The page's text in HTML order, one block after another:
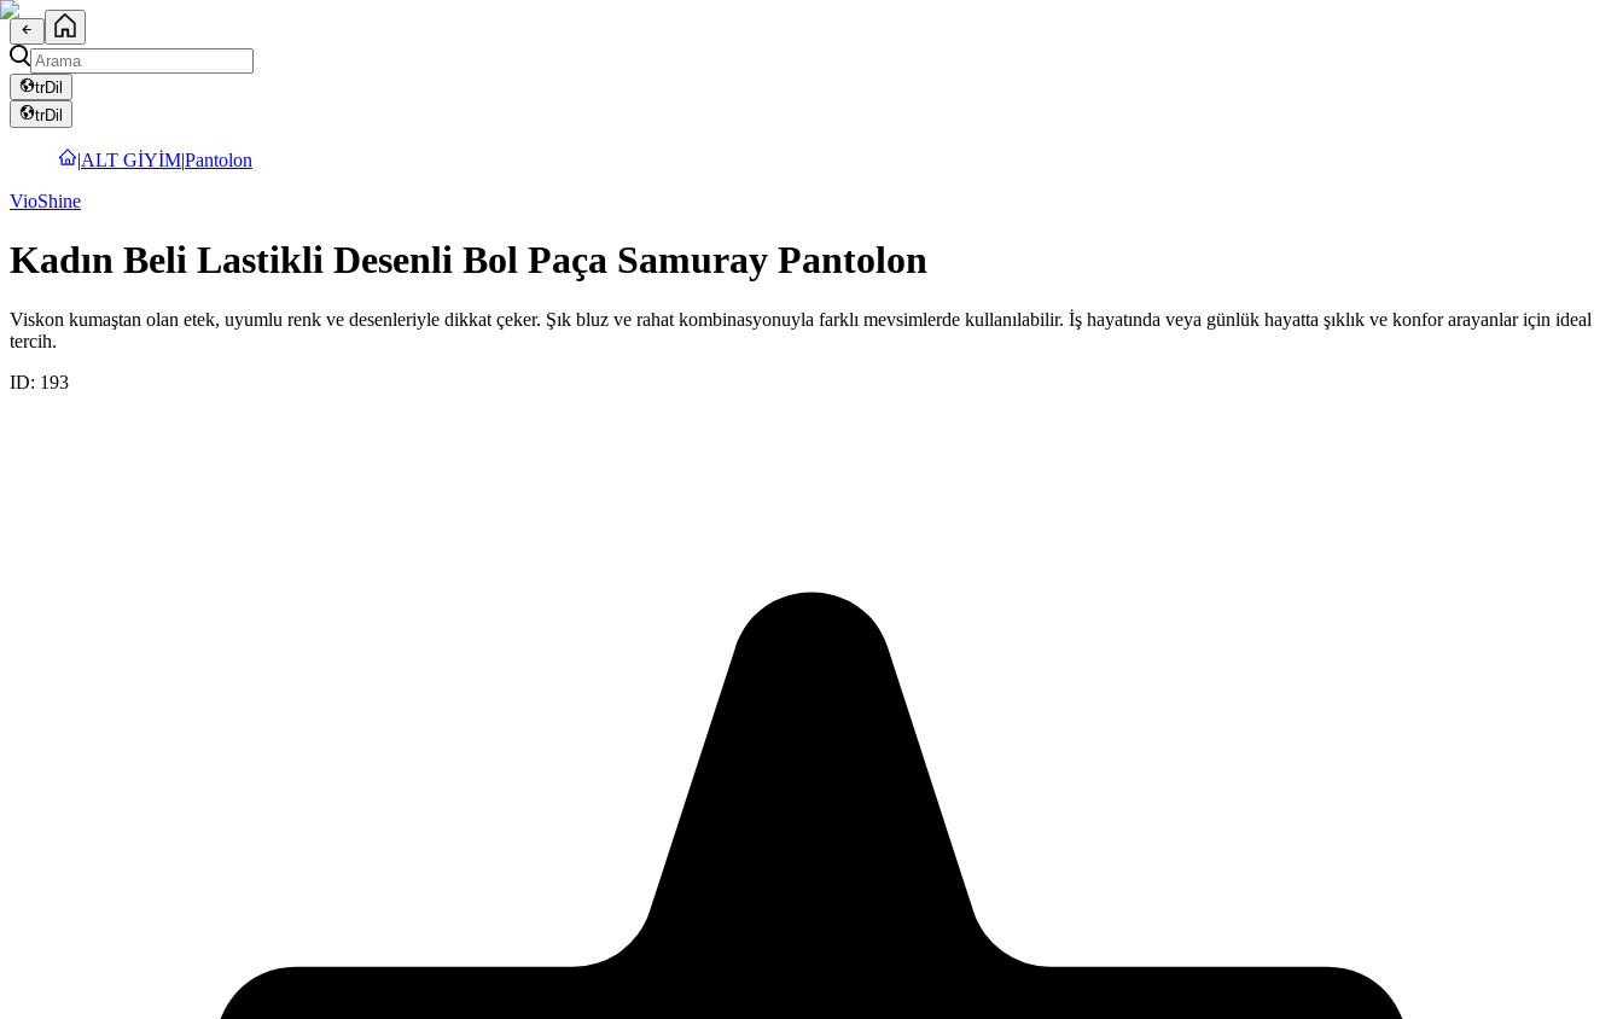
trDil
trDil
|ALT GİYİM|Pantolon
VioShine
Kadın Beli Lastikli Desenli Bol Paça Samuray Pantolon
Viskon kumaştan olan etek, uyumlu renk ve desenleriyle dikkat çeker. Şık bluz ve rahat kombinasyonuyla farklı mevsimlerde kullanılabilir. İş hayatında veya günlük hayatta şıklık ve konfor arayanlar için ideal
tercih.
ID: 193